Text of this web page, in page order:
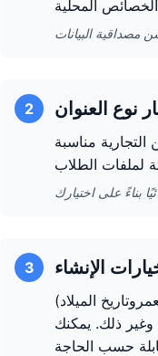
2
مناسبة
3
الميلاد)
وغير ذلك. يمكنك